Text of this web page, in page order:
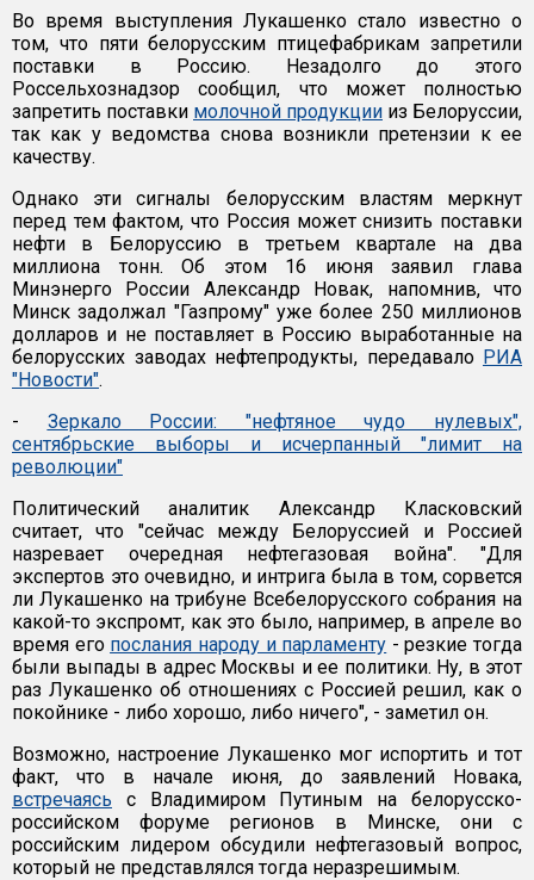
Во время выступления Лукашенко стало известно о
том, что пяти белорусским птицефабрикам запретили
поставки в Россию. Незадолго до этого
Россельхознадзор сообщил, что может полностью
запретить поставки молочной продукции из Белоруссии,
так как у ведомства снова возникли претензии к ее
качеству.
Однако эти сигналы белорусским властям меркнут
перед тем фактом, что Россия может снизить поставки
нефти в Белоруссию в третьем квартале на два
миллиона тонн. Об этом 16 июня заявил глава
Минэнерго России Александр Новак, напомнив, что
Минск задолжал "Газпрому" уже более 250 миллионов
долларов и не поставляет в Россию выработанные на
белорусских заводах нефтепродукты, передавало РИА
"Новости".
- Зеркало России: "нефтяное чудо нулевых",
сентябрьские выборы и исчерпанный "лимит на
революции"
Политический аналитик Александр Класковский
считает, что "сейчас между Белоруссией и Россией
назревает очередная нефтегазовая война". "Для
экспертов это очевидно, и интрига была в том, сорвется
ли Лукашенко на трибуне Всебелорусского собрания на
какой-то экспромт, как это было, например, в апреле во
время его послания народу и парламенту - резкие тогда
были выпады в адрес Москвы и ее политики. Ну, в этот
раз Лукашенко об отношениях с Россией решил, как о
покойнике - либо хорошо, либо ничего", - заметил он.
Возможно, настроение Лукашенко мог испортить и тот
факт, что в начале июня, до заявлений Новака,
встречаясь с Владимиром Путиным на белорусско-
российском форуме регионов в Минске, они с
российским лидером обсудили нефтегазовый вопрос,
который не представлялся тогда неразрешимым.